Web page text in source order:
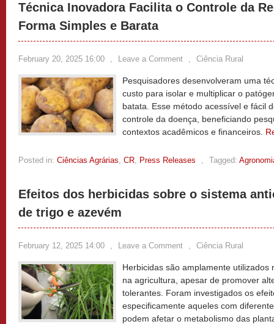
Técnica Inovadora Facilita o Controle da
Forma Simples e Barata
February 20, 2025 16:00 , Leave a Comment , Ciência Rural
Pesquisadores desenvolveram uma
custo para isolar e multiplicar o
batata. Esse método acessível e fácil
controle da doença, beneficiando
contextos acadêmicos e financeiros.
Posted in: Ciências Agrárias, CR, Press Releases , Tagged:
Efeitos dos herbicidas sobre o sistema
de trigo e azevém
February 12, 2025 14:00 , Leave a Comment , Ciência Rural
Herbicidas são amplamente
na agricultura, apesar de promover
tolerantes. Foram investigados os
especificamente aqueles com
podem afetar o metabolismo das